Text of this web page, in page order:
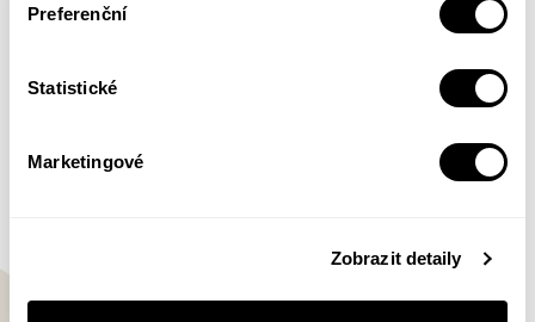
Preferenční
Statistické
Marketingové
Zobrazit detaily
Dívám se na válku